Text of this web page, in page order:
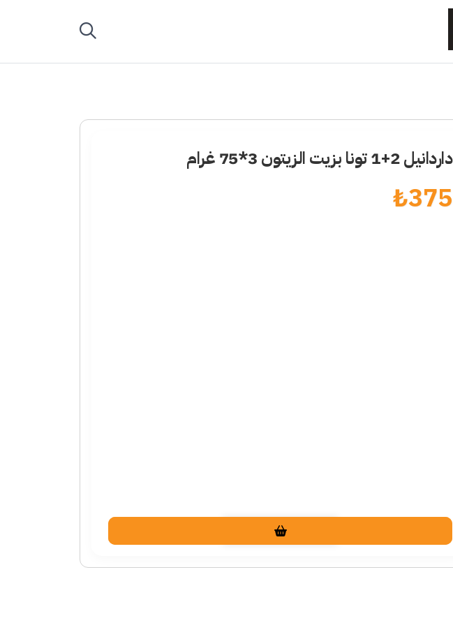
داردانيل 2+1 تونا بزيت الزيتون 3*75 غرام
375
₺